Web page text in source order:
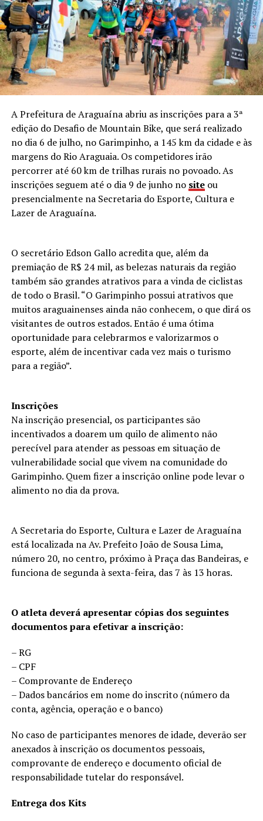
A Prefeitura de Araguaína abriu as inscrições para a 3ª
edição do Desafio de Mountain Bike, que será realizado
no dia 6 de julho, no Garimpinho, a 145 km da cidade e às
margens do Rio Araguaia. Os competidores irão
percorrer até 60 km de trilhas rurais no povoado. As
inscrições seguem até o dia 9 de junho no site ou
presencialmente na Secretaria do Esporte, Cultura e
Lazer de Araguaína.
O secretário Edson Gallo acredita que, além da
premiação de R$ 24 mil, as belezas naturais da região
também são grandes atrativos para a vinda de ciclistas
de todo o Brasil. “O Garimpinho possui atrativos que
muitos araguainenses ainda não conhecem, o que dirá os
visitantes de outros estados. Então é uma ótima
oportunidade para celebrarmos e valorizarmos o
esporte, além de incentivar cada vez mais o turismo
para a região”.
Inscrições
Na inscrição presencial, os participantes são
incentivados a doarem um quilo de alimento não
perecível para atender as pessoas em situação de
vulnerabilidade social que vivem na comunidade do
Garimpinho. Quem fizer a inscrição online pode levar o
alimento no dia da prova.
A Secretaria do Esporte, Cultura e Lazer de Araguaína
está localizada na Av. Prefeito João de Sousa Lima,
número 20, no centro, próximo à Praça das Bandeiras, e
funciona de segunda à sexta-feira, das 7 às 13 horas.
O atleta deverá apresentar cópias dos seguintes
documentos para efetivar a inscrição:
– RG
– CPF
– Comprovante de Endereço
– Dados bancários em nome do inscrito (número da
conta, agência, operação e o banco)
No caso de participantes menores de idade, deverão ser
anexados à inscrição os documentos pessoais,
comprovante de endereço e documento oficial de
responsabilidade tutelar do responsável.
Entrega dos Kits